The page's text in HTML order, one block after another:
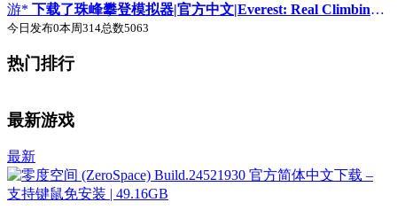
游* 下载了珠峰攀登模拟器|官方中文|Everest: Real Climbing Simulator
今日发布0本周314总数5063
热门排行
最新游戏
最新